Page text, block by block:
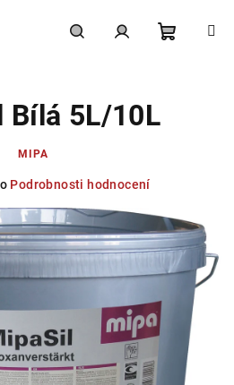
Bílá 5L/10L
MIPA
Podrobnosti hodnocení